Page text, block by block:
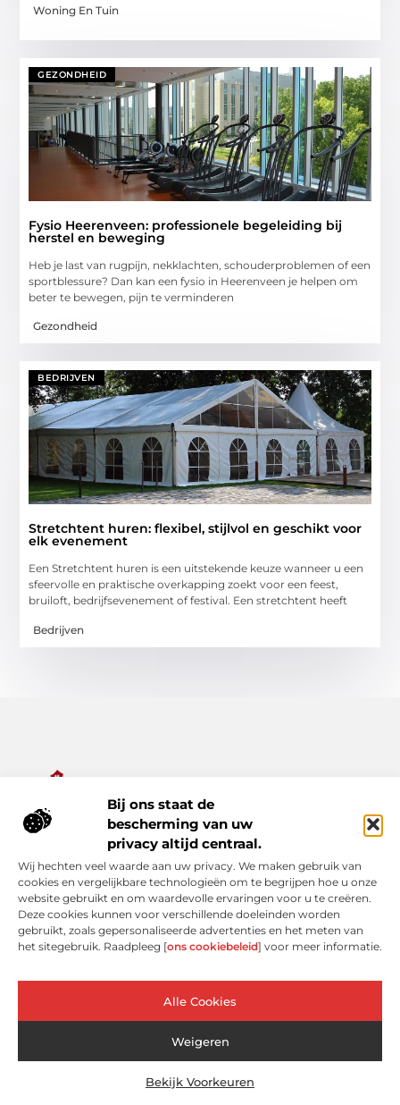
Bij ons staat de
bescherming van uw
privacy altijd centraal.
Wij hechten veel waarde aan uw privacy. We maken gebruik van
cookies en vergelijkbare technologieën om te begrijpen hoe u onze
website gebruikt en om waardevolle ervaringen voor u te creëren.
Deze cookies kunnen voor verschillende doeleinden worden
gebruikt, zoals gepersonaliseerde advertenties en het meten van
het sitegebruik. Raadpleeg [ons cookiebeleid] voor meer informatie.
Alle Cookies
Weigeren
Bekijk Voorkeuren
Woning En Tuin
GEZONDHEID
Fysio Heerenveen: professionele begeleiding bij
herstel en beweging
Heb je last van rugpijn, nekklachten, schouderproblemen of een
sportblessure? Dan kan een fysio in Heerenveen je helpen om
beter te bewegen, pijn te verminderen
Gezondheid
BEDRIJVEN
Stretchtent huren: flexibel, stijlvol en geschikt voor
elk evenement
Een Stretchtent huren is een uitstekende keuze wanneer u een
sfeervolle en praktische overkapping zoekt voor een feest,
bruiloft, bedrijfsevenement of festival. Een stretchtent heeft
Bedrijven
Alles wat je nodig hebt voor een rijker dagelijks leven.
Ontdek een diverse verzameling van blogs en artikelen die je
inspireren, informeren en verrijken – van praktische tips tot
bijzondere verhalen.
Bericht categorie
Onze informatie
Cookiebeleid (EU)